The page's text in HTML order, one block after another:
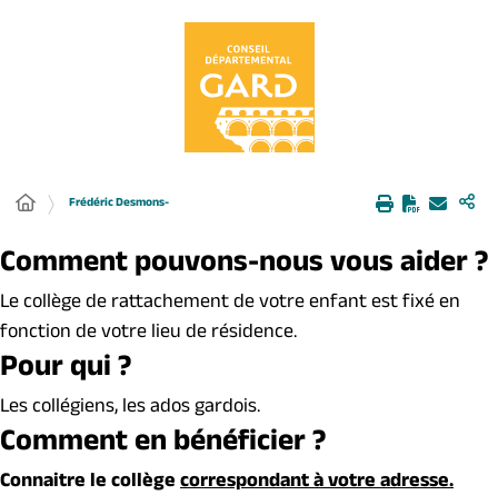
Frédéric Desmons-
Comment pouvons-nous vous aider ?
Le collège de rattachement de votre enfant est fixé en
fonction de votre lieu de résidence.
Pour qui ?
Les collégiens, les ados gardois.
Comment en bénéficier ?
Connaitre le collègecorrespondant à votre adresse.